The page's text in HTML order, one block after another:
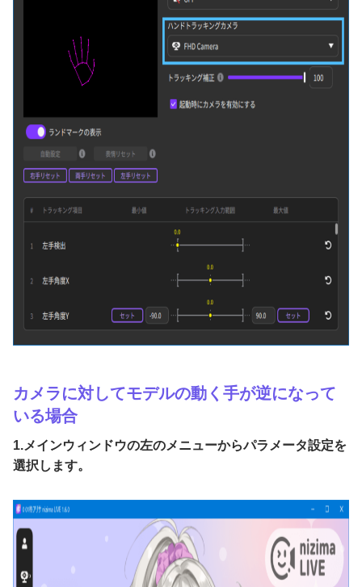
カメラに対してモデルの動く手が逆になって
いる場合
1.メインウィンドウの左のメニューからパラメータ設定を
選択します。